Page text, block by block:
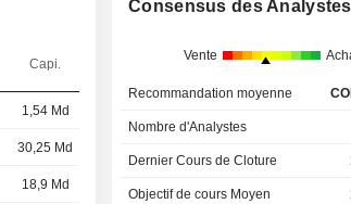
Capi.
1,54 Md
30,25 Md
18,9 Md
Consensus des Analystes
Vente
Recommandation moyenne
Nombre d'Analystes
Dernier Cours de Cloture
Objectif de cours Moyen